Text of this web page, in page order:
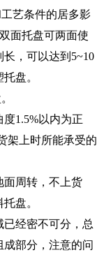
艺条件的居多影
面托盘可两面使
，可以达到5~10
盘。
1.5%以内为正
架上时所能承受的
面周转，不上货
盘。
经密不可分，总
部分，注意的问